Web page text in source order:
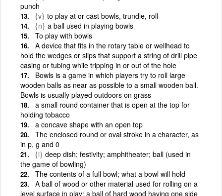
punch
{v} to play at or cast bowls, trundle, roll
{n} a ball used in playing bowls
To play with bowls
A device that fits in the rotary table or wellhead to
hold the wedges or slips that support a string of drill pipe
casing or tubing while tripping in or out of the hole
Bowls is a game in which players try to roll large
wooden balls as near as possible to a small wooden ball.
Bowls is usually played outdoors on grass
a small round container that is open at the top for
holding tobacco
a concave shape with an open top
The enclosed round or oval stroke in a character, as
in p, g and 0
{i} deep dish; festivity; amphitheater; ball (used in
the game of bowling)
The contents of a full bowl; what a bowl will hold
A ball of wood or other material used for rolling on a
level surface in play; a ball of hard wood having one side